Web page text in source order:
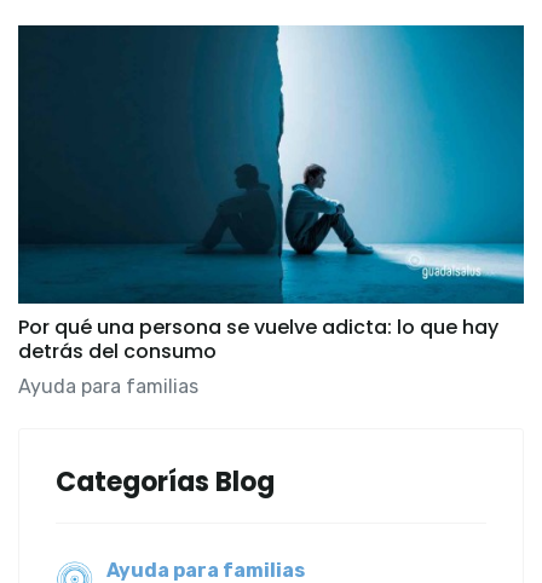
Por qué una persona se vuelve adicta: lo que hay
detrás del consumo
Ayuda para familias
Categorías Blog
Ayuda para familias